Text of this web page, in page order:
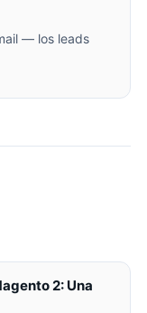
— los leads
2: Una